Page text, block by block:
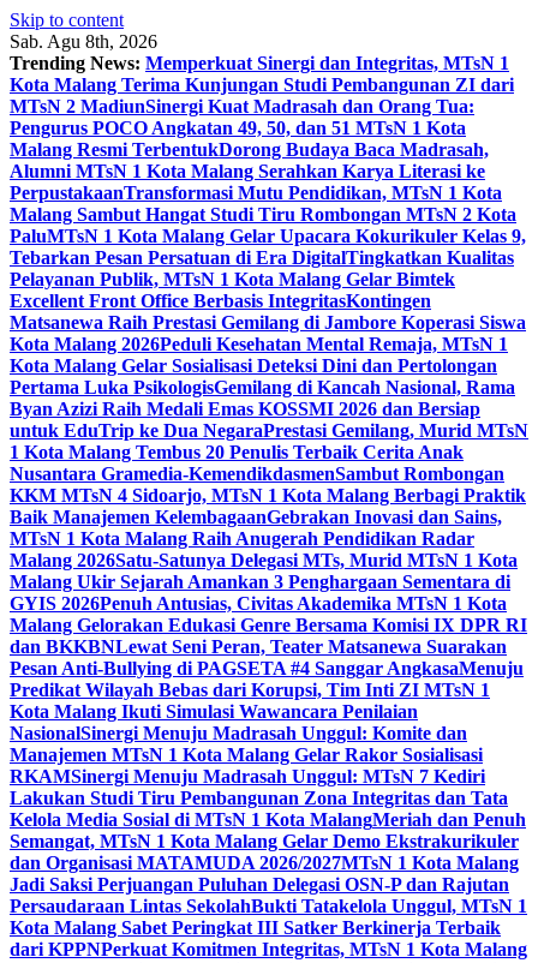
Skip to content
Sab. Agu 8th, 2026
Trending News: Memperkuat Sinergi dan Integritas, MTsN 1
Kota Malang Terima Kunjungan Studi Pembangunan ZI dari
MTsN 2 MadiunSinergi Kuat Madrasah dan Orang Tua:
Pengurus POCO Angkatan 49, 50, dan 51 MTsN 1 Kota
Malang Resmi TerbentukDorong Budaya Baca Madrasah,
Alumni MTsN 1 Kota Malang Serahkan Karya Literasi ke
PerpustakaanTransformasi Mutu Pendidikan, MTsN 1 Kota
Malang Sambut Hangat Studi Tiru Rombongan MTsN 2 Kota
PaluMTsN 1 Kota Malang Gelar Upacara Kokurikuler Kelas 9,
Tebarkan Pesan Persatuan di Era DigitalTingkatkan Kualitas
Pelayanan Publik, MTsN 1 Kota Malang Gelar Bimtek
Excellent Front Office Berbasis IntegritasKontingen
Matsanewa Raih Prestasi Gemilang di Jambore Koperasi Siswa
Kota Malang 2026Peduli Kesehatan Mental Remaja, MTsN 1
Kota Malang Gelar Sosialisasi Deteksi Dini dan Pertolongan
Pertama Luka PsikologisGemilang di Kancah Nasional, Rama
Byan Azizi Raih Medali Emas KOSSMI 2026 dan Bersiap
untuk EduTrip ke Dua NegaraPrestasi Gemilang, Murid MTsN
1 Kota Malang Tembus 20 Penulis Terbaik Cerita Anak
Nusantara Gramedia-KemendikdasmenSambut Rombongan
KKM MTsN 4 Sidoarjo, MTsN 1 Kota Malang Berbagi Praktik
Baik Manajemen KelembagaanGebrakan Inovasi dan Sains,
MTsN 1 Kota Malang Raih Anugerah Pendidikan Radar
Malang 2026Satu-Satunya Delegasi MTs, Murid MTsN 1 Kota
Malang Ukir Sejarah Amankan 3 Penghargaan Sementara di
GYIS 2026Penuh Antusias, Civitas Akademika MTsN 1 Kota
Malang Gelorakan Edukasi Genre Bersama Komisi IX DPR RI
dan BKKBNLewat Seni Peran, Teater Matsanewa Suarakan
Pesan Anti-Bullying di PAGSETA #4 Sanggar AngkasaMenuju
Predikat Wilayah Bebas dari Korupsi, Tim Inti ZI MTsN 1
Kota Malang Ikuti Simulasi Wawancara Penilaian
NasionalSinergi Menuju Madrasah Unggul: Komite dan
Manajemen MTsN 1 Kota Malang Gelar Rakor Sosialisasi
RKAMSinergi Menuju Madrasah Unggul: MTsN 7 Kediri
Lakukan Studi Tiru Pembangunan Zona Integritas dan Tata
Kelola Media Sosial di MTsN 1 Kota MalangMeriah dan Penuh
Semangat, MTsN 1 Kota Malang Gelar Demo Ekstrakurikuler
dan Organisasi MATAMUDA 2026/2027MTsN 1 Kota Malang
Jadi Saksi Perjuangan Puluhan Delegasi OSN-P dan Rajutan
Persaudaraan Lintas SekolahBukti Tatakelola Unggul, MTsN 1
Kota Malang Sabet Peringkat III Satker Berkinerja Terbaik
dari KPPNPerkuat Komitmen Integritas, MTsN 1 Kota Malang